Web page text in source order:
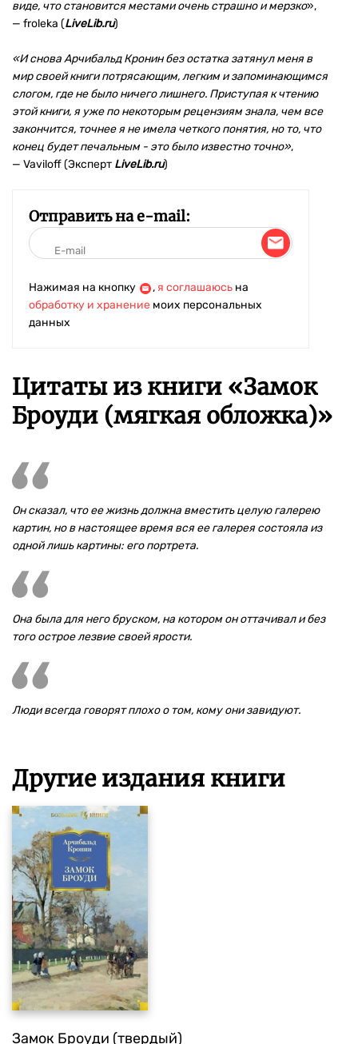
виде, что становится местами очень страшно и мерзко»,
— froleka (LiveLib.ru)
«И снова Арчибальд Кронин без остатка затянул меня в
мир своей книги потрясающим, легким и запоминающимся
слогом, где не было ничего лишнего. Приступая к чтению
этой книги, я уже по некоторым рецензиям знала, чем все
закончится, точнее я не имела четкого понятия, но то, что
конец будет печальным - это было известно точно»,
— Vaviloff (Эксперт LiveLib.ru)
Отправить на e-mail:
Нажимая на кнопку , я соглашаюсь на
обработку и хранение моих персональных
данных
Цитаты из книги «Замок
Броуди (мягкая обложка)»
Он сказал, что ее жизнь должна вместить целую галерею
картин, но в настоящее время вся ее галерея состояла из
одной лишь картины: его портрета.
Она была для него бруском, на котором он оттачивал и без
того острое лезвие своей ярости.
Люди всегда говорят плохо о том, кому они завидуют.
Другие издания книги
Замок Броуди (твердый)